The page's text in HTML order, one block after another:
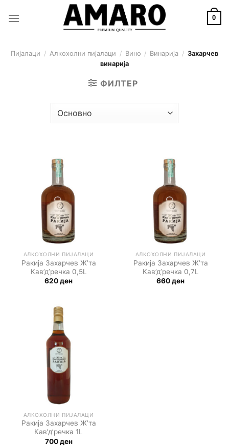
0
Пијалаци / Алкохолни пијалаци / Вино / Винарија / Захарчев
винарија
ФИЛТЕР
АЛКОХОЛНИ ПИЈАЛАЦИ
Ракија Захарчев Ж’та
Кав’д’речка 0,5L
620ден
АЛКОХОЛНИ ПИЈАЛАЦИ
Ракија Захарчев Ж’та
Кав’д’речка 0,7L
660ден
АЛКОХОЛНИ ПИЈАЛАЦИ
Ракија Захарчев Ж’та
Кав’д’речка 1L
700ден